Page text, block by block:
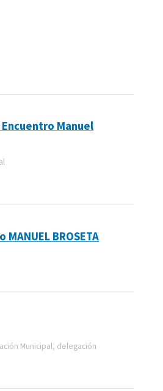
Manuel
BROSETA
Municipal, delegación